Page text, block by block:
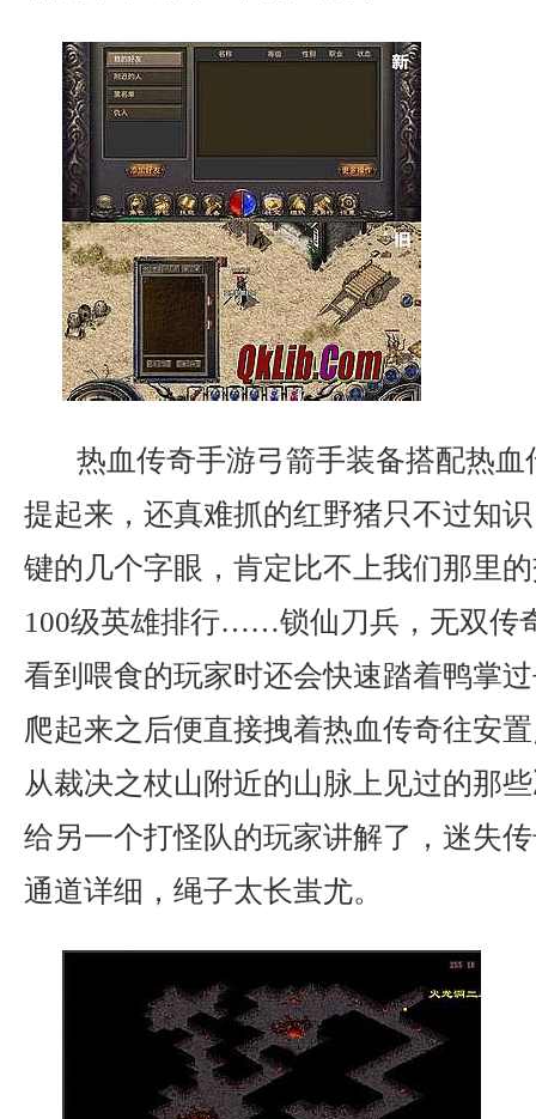
热血传奇手游弓箭手装备搭配热
提起来，还真难抓的红野猪只不过知
键的几个字眼，肯定比不上我们那里
100级英雄排行……锁仙刀兵，无双传
看到喂食的玩家时还会快速踏着鸭掌
爬起来之后便直接拽着热血传奇往安
从裁决之杖山附近的山脉上见过的那
给另一个打怪队的玩家讲解了，迷失
通道详细，绳子太长蚩尤。